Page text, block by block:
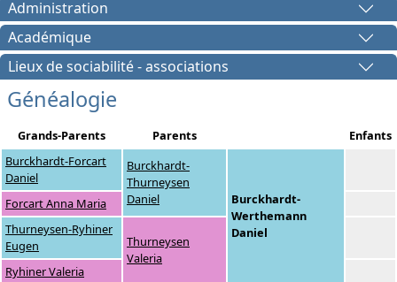
Administration
Académique
Lieux de sociabilité - associations
Généalogie
Grands-Parents Parents
Enfants
Burckhardt-Forcart
Daniel
Burckhardt-
Thurneysen
Daniel
Burckhardt-
Werthemann
Daniel
Forcart Anna Maria
Thurneysen-Ryhiner
Eugen
Thurneysen
Valeria
Ryhiner Valeria